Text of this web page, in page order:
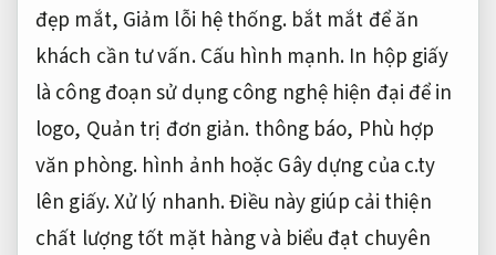
đẹp mắt, Giảm lỗi hệ thống.bắt mắt để ăn
khách cần tư vấn.Cấu hình mạnh. In hộp giấy
là công đoạn sử dụng công nghệ hiện đại để in
logo, Quản trị đơn giản. thông báo, Phù hợp
văn phòng. hình ảnh hoặc Gây dựng của c.ty
lên giấy.Xử lý nhanh.Điều này giúp cải thiện
chất lượng tốt mặt hàng và biểu đạt chuyên